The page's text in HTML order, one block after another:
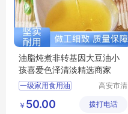
油脂炖煮非转基因大豆油小
孩喜爱色泽清淡精选商家
一级家用食用油
精炼食用油
纯稻米油
高安市清
限公司
￥ 50.00 拨打电话